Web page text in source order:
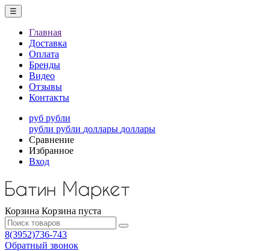
☰
Главная
Доставка
Оплата
Бренды
Видео
Отзывы
Контакты
руб рубли
рубли рубли доллары доллары
Сравнение
Избранное
Вход
Корзина Корзина пуста
8(3952)736-743
Обратный звонок